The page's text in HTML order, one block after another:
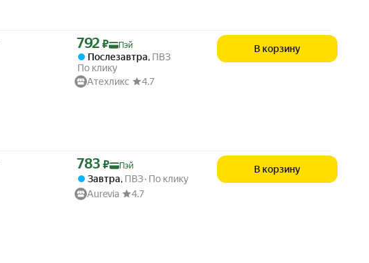
Цена с картой Яндекс Пэй 792 ₽ вместо
792 ₽ Пэй
Послезавтра, ПВЗ
По клику
Атехликс
4.7
В корзину
Цена с картой Яндекс Пэй 783 ₽ вместо
783 ₽ Пэй
Завтра, ПВЗ По клику
Aurevia
4.7
В корзину